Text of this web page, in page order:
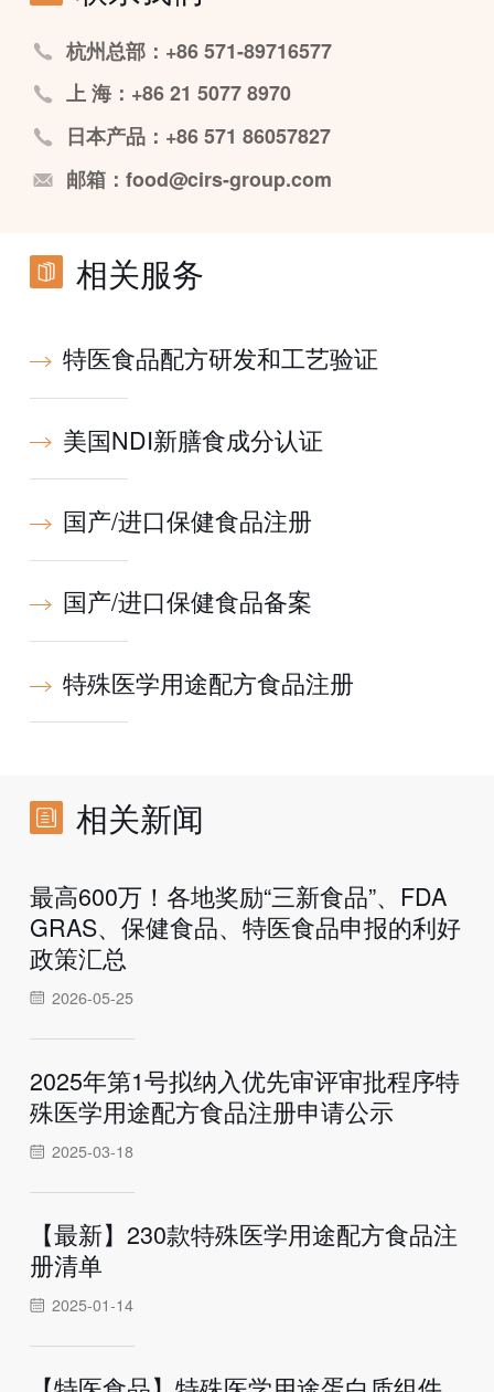
杭州总部：+86 571-89716577
上 海：+86 21 5077 8970
日本产品：+86 571 86057827
邮箱：food@cirs-group.com
相关服务
特医食品配方研发和工艺验证
美国NDI新膳食成分认证
国产/进口保健食品注册
国产/进口保健食品备案
特殊医学用途配方食品注册
相关新闻
最高600万！各地奖励“三新食品”、FDA
GRAS、保健食品、特医食品申报的利好
政策汇总
2026-05-25
2025年第1号拟纳入优先审评审批程序特
殊医学用途配方食品注册申请公示
2025-03-18
【最新】230款特殊医学用途配方食品注
册清单
2025-01-14